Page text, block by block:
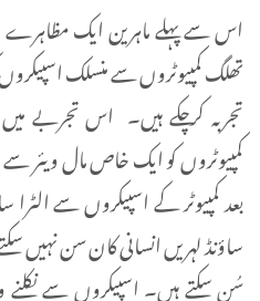
اس سے پہلے ماہرین ایک
تھلگ کمپیوٹروں سے منسلک
کمپیوٹروں کو ایک خاص مال ویئر
بعد کمپیوٹر کے اسپیکروں سے
ساؤنڈ لہریں انسانی کان سن نہیں
سُن سکتے ہیں۔ اسپیکروں سے نکلنے